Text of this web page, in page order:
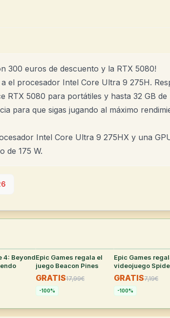
300 euros de descuento y la RTX 5080!
el procesador Intel Core Ultra 9 275H.
RTX 5080 para portátiles y hasta 32 GB
para que sigas jugando al máximo
Intel Core Ultra 9 275HX y una
de 175 W.
32°
4: Beyond
30
Epic Games regala el
juego Beacon Pines
GRATIS17,99€
-100%
Epic Games
videojuego
GRATIS7,19€
-100%